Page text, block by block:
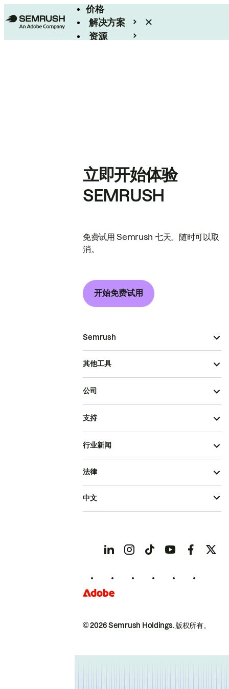
价格
解决方案
资源
立即开始体验
SEMRUSH
免费试用 Semrush 七天。随时可以取
消。
开始免费试用
Semrush
其他工具
公司
支持
行业新闻
© 2026 Semrush Holdings.版权所有。
法律
中文